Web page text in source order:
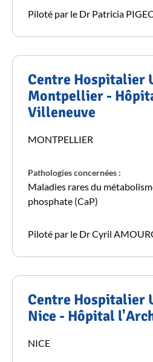
Piloté par le Dr Patricia
Centre Hospitalier
Montpellier -
Villeneuve
MONTPELLIER
Pathologies concernées :
Maladies rares du
phosphate (CaP)
Piloté par le Dr Cyril
Centre Hospitalier
Nice - Hôpital
NICE